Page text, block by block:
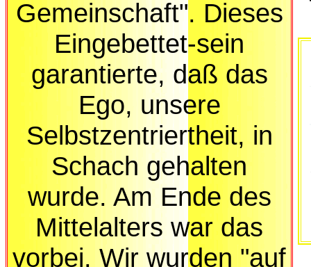
Gemeinschaft". Dieses
Eingebettet-sein
garantierte, daß das
Ego, unsere
Selbstzentriertheit, in
Schach gehalten
wurde. Am Ende des
Mittelalters war das
vorbei. Wir wurden "auf